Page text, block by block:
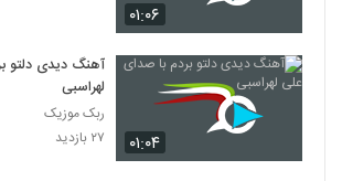
۰۱:۰۶
۰۱:۰۴
آهنگ دیدی دلتو
لهراسبی
ربک موزیک
۲۷ بازدید